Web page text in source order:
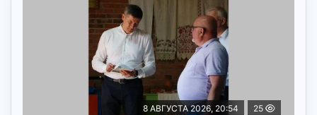
8 АВГУСТА 2026, 20:54 25